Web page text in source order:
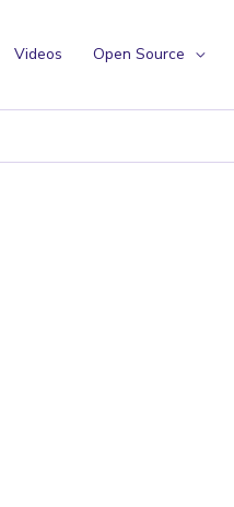
Videos Open Source